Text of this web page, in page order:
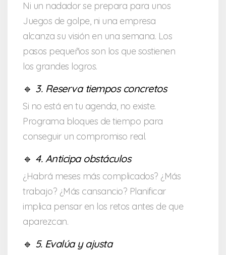
Ni un nadador se prepara para unos
Juegos de golpe, ni una empresa
alcanza su visión en una semana. Los
pasos pequeños son los que sostienen
los grandes logros.
🔹 3. Reserva tiempos concretos
Si no está en tu agenda, no existe.
Programa bloques de tiempo para
conseguir un compromiso real.
🔹 4. Anticipa obstáculos
¿Habrá meses más complicados? ¿Más
trabajo? ¿Más cansancio? Planificar
implica pensar en los retos antes de que
aparezcan.
🔹 5. Evalúa y ajusta